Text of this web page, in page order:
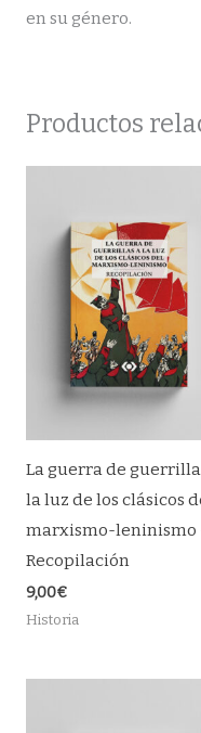
en su género.
Productos
La guerra de
la luz de los clásicos
marxismo-leninismo
Recopilación
9,00€
Historia